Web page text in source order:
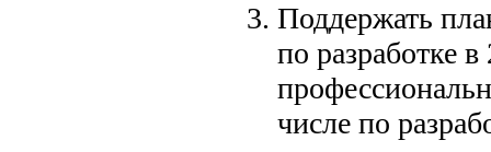
Поддержать
по разработке
числе по